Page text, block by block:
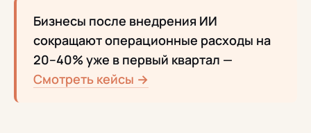
Бизнесы после внедрения ИИ
сокращают операционные расходы на
20–40% уже в первый квартал —
Смотреть кейсы →